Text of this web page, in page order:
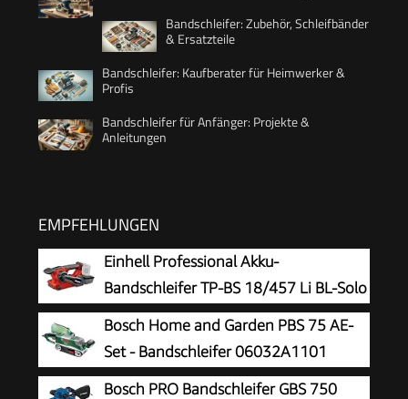
Bandschleifer: Zubehör, Schleifbänder
& Ersatzteile
Bandschleifer: Kaufberater für Heimwerker &
Profis
Bandschleifer für Anfänger: Projekte &
Anleitungen
EMPFEHLUNGEN
Einhell Professional Akku-
Bandschleifer TP-BS 18/457 Li BL-Solo
Bosch Home and Garden PBS 75 AE-
Set - Bandschleifer 06032A1101
Bosch PRO Bandschleifer GBS 750